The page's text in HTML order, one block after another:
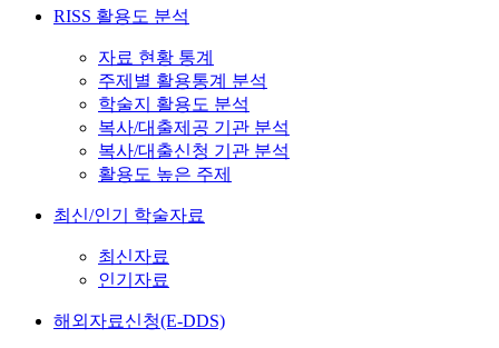
RISS 활용도 분석
자료 현황 통계
주제별 활용통계 분석
학술지 활용도 분석
복사/대출제공 기관 분석
복사/대출신청 기관 분석
활용도 높은 주제
최신/인기 학술자료
최신자료
인기자료
해외자료신청(E-DDS)